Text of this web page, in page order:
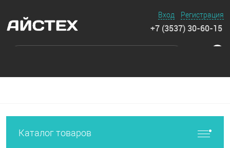
Вход Регистрация
+7 (3537) 30-60-15
Каталог товаров